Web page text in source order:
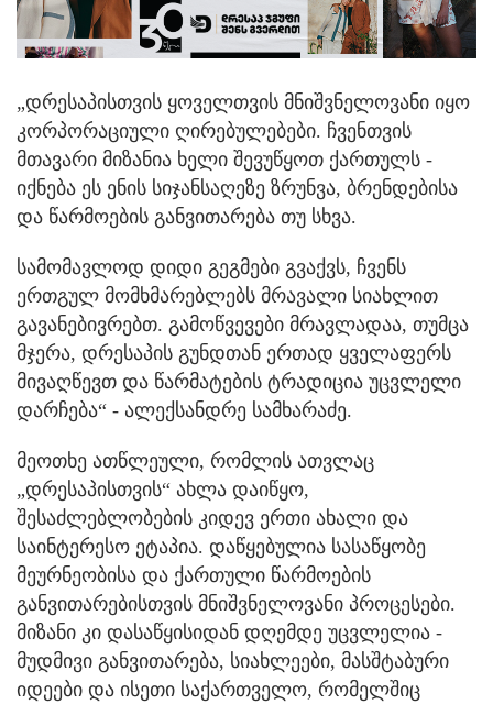
„დრესაპისთვის ყოველთვის მნიშვნელოვანი იყო
კორპორაციული ღირებულებები. ჩვენთვის
მთავარი მიზანია ხელი შევუწყოთ ქართულს -
იქნება ეს ენის სიჯანსაღეზე ზრუნვა, ბრენდებისა
და წარმოების განვითარება თუ სხვა.
სამომავლოდ დიდი გეგმები გვაქვს, ჩვენს
ერთგულ მომხმარებლებს მრავალი სიახლით
გავანებივრებთ. გამოწვევები მრავლადაა, თუმცა
მჯერა, დრესაპის გუნდთან ერთად ყველაფერს
მივაღწევთ და წარმატების ტრადიცია უცვლელი
დარჩება“ - ალექსანდრე სამხარაძე.
მეოთხე ათწლეული, რომლის ათვლაც
„დრესაპისთვის“ ახლა დაიწყო,
შესაძლებლობების კიდევ ერთი ახალი და
საინტერესო ეტაპია. დაწყებულია სასაწყობე
მეურნეობისა და ქართული წარმოების
განვითარებისთვის მნიშვნელოვანი პროცესები.
მიზანი კი დასაწყისიდან დღემდე უცვლელია -
მუდმივი განვითარება, სიახლეები, მასშტაბური
იდეები და ისეთი საქართველო, რომელშიც